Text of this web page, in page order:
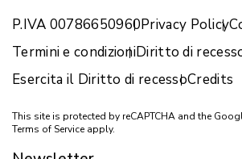
P.IVA 00786650960Privacy Policy
Termini e condizioniDiritto di
Esercita il Diritto di recessoCredits
This site is protected by reCAPTCHA and the
Terms of Service apply.